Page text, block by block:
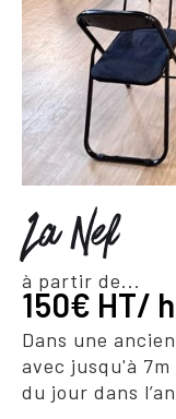
La Nef
à partir de...
150€ HT/
Dans une
avec jusqu'à
du jour dans